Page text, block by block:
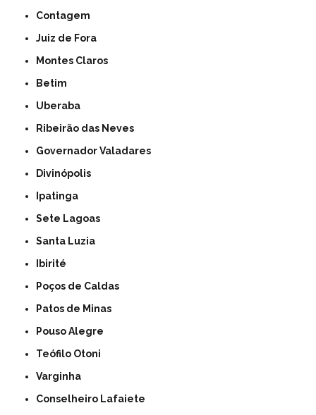
Contagem
Juiz de Fora
Montes Claros
Betim
Uberaba
Ribeirão das Neves
Governador Valadares
Divinópolis
Ipatinga
Sete Lagoas
Santa Luzia
Ibirité
Poços de Caldas
Patos de Minas
Pouso Alegre
Teófilo Otoni
Varginha
Conselheiro Lafaiete